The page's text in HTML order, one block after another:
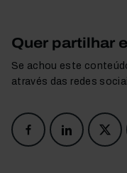
Quer partilhar
Se achou este
através das redes